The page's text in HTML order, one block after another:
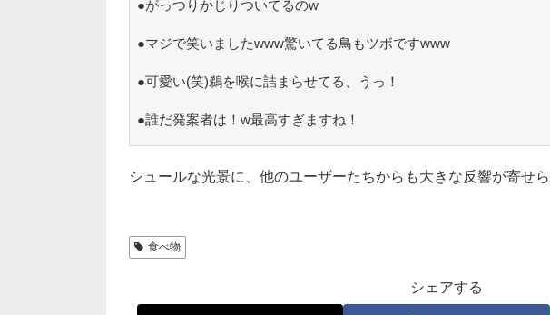
●がっつりかじりついてるのw
●マジで笑いましたwww驚いてる鳥もツボですwww
●可愛い(笑)鵜を喉に詰まらせてる、うっ！
●誰だ発案者は！w最高すぎますね！
シュールな光景に、他のユーザーたちからも大きな反響が寄せら
食べ物
シェアする